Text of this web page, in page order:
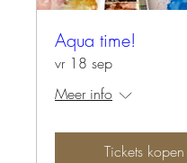
Aqua time!
vr 18 sep
Meer info
Tickets kopen